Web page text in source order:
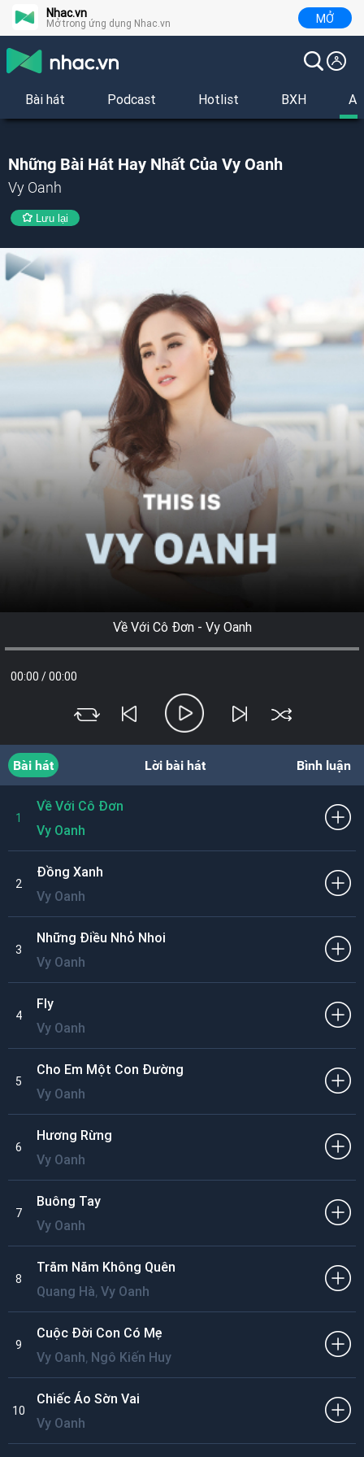
Nhac.vn
Mở trong ứng dụng Nhac.vn MỞ
Bài hát Podcast Hotlist BXH
Những Bài Hát Hay Nhất Của Vy Oanh
Vy Oanh
Lưu lại
Về Với Cô Đơn - Vy Oanh
00:00 /00:00
Bài hát Lời bài hát Bình luận
1
Về Với Cô Đơn
Vy Oanh
2
Đồng Xanh
Vy Oanh
3
Những Điều Nhỏ Nhoi
Vy Oanh
4
Fly
Vy Oanh
5
Cho Em Một Con Đường
Vy Oanh
6
Hương Rừng
Vy Oanh
7
Buông Tay
Vy Oanh
8
Trăm Năm Không Quên
Quang Hà, Vy Oanh
9
Cuộc Đời Con Có Mẹ
Vy Oanh, Ngô Kiến Huy
10
Chiếc Áo Sờn Vai
Vy Oanh